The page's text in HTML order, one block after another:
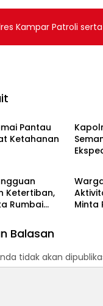
Kampar Patroli serta
Pantau
Ketahanan
Ketertiban,
Rumbai
Berita
Minta
Balasan
tidak akan